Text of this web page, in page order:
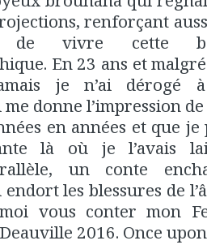
renforçant
vivre cette
En 23 ans et
je n’ai dérogé
donne l’impression
en années et que
là où je l’avais
un conte
les blessures de
vous conter mon
2016. Once